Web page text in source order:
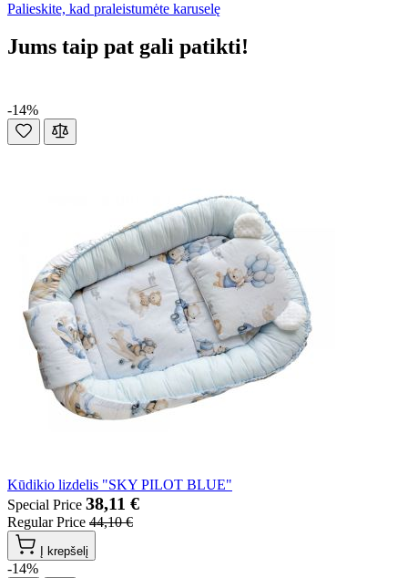
Palieskite, kad praleistumėte karuselę
Jums taip pat gali patikti!
-14%
Kūdikio lizdelis "SKY PILOT BLUE"
Special Price 38,11 €
Regular Price 44,10 €
Į krepšelį
-14%